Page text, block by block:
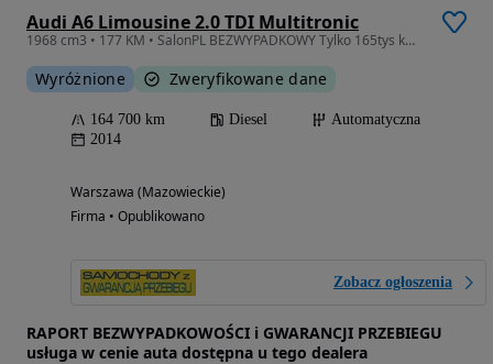
Audi A6 Limousine 2.0 TDI Multitronic
1968 cm3 • 177 KM • SalonPL BEZWYPADKOWY Tylko 165tys km Drewno Skóra Full-ASO
Wyróżnione Zweryfikowane dane
164 700 km Diesel
Automatyczna
2014
Warszawa (Mazowieckie)
Firma • Opublikowano
Zobacz ogłoszenia
RAPORT BEZWYPADKOWOŚCI i GWARANCJI PRZEBIEGU
usługa w cenie auta dostępna u tego dealera